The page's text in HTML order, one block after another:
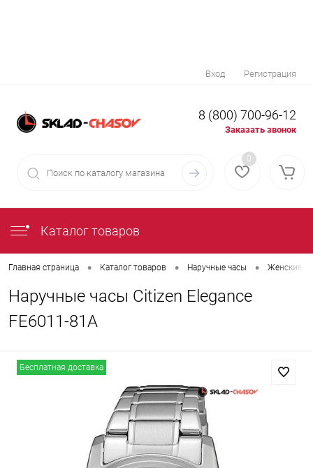
Вход Регистрация
8 (800) 700-96-12
Заказать звонок
0
Каталог товаров
Главная страница • Каталог товаров • Наручные часы • Женские
Наручные часы Citizen Elegance
FE6011-81A
Бесплатная доставка